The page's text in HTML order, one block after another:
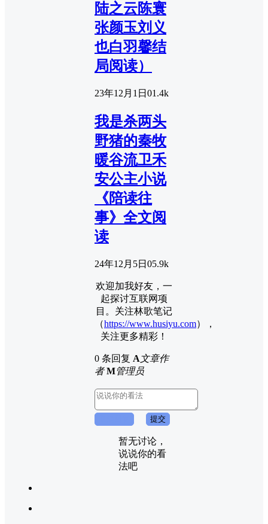
陆之云陈寰
张颜玉刘义
也白羽馨结
局阅读）
23年12月1日 01.4k
我是杀两头
野猪的秦牧
暖谷流卫禾
安公主小说
《陪读往
事》全文阅
读
24年12月5日 05.9k
欢迎加我好友，一
起探讨互联网项
目。关注林歌笔记
（https://www.husiyu.com），
关注更多精彩！
0 条回复 A文章作
者 M管理员
提交
暂无讨论，
说说你的看
法吧